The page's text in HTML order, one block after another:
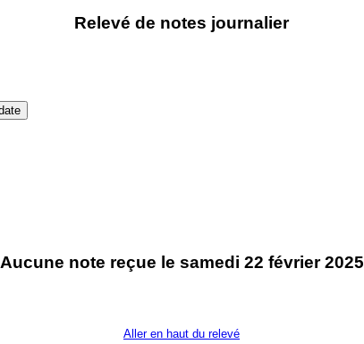
Relevé de notes journalier
Aucune note reçue le samedi 22 février 2025
Aller en haut du relevé